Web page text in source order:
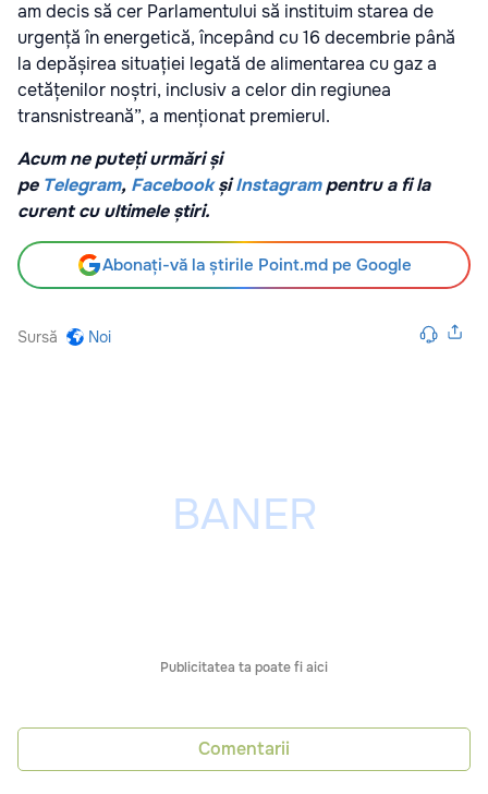
am decis să cer Parlamentului să instituim starea de
urgență în energetică, începând cu 16 decembrie până
la depășirea situației legată de alimentarea cu gaz a
cetățenilor noștri, inclusiv a celor din regiunea
transnistreană”, a menționat premierul.
Acum ne puteți urmări și
pe Telegram, Facebook șiInstagrampentru a fi la
curent cu ultimele știri.
Abonați-vă la știrile Point.md pe Google
Sursă Noi
Publicitatea ta poate fi aici
Comentarii